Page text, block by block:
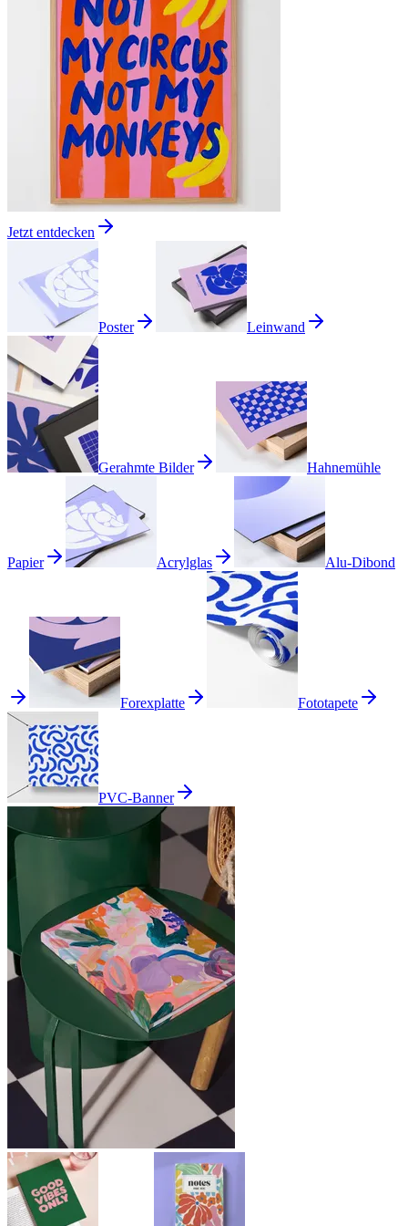
Jetzt entdecken
Poster Leinwand
Gerahmte Bilder Hahnemühle
Papier Acrylglas Alu-Dibond
Forexplatte Fototapete
PVC-Banner